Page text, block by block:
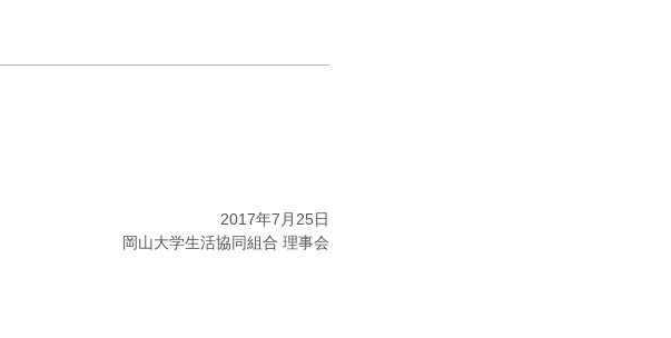
2017年7月25日
岡山大学生活協同組合 理事会